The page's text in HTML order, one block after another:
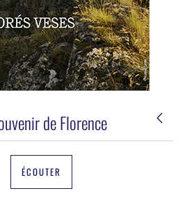
de Florence
ÉCOUTER